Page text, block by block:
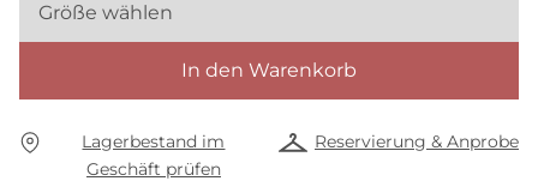
Größe wählen
In den Warenkorb
Lagerbestand im
Geschäft prüfen
Reservierung & Anprobe